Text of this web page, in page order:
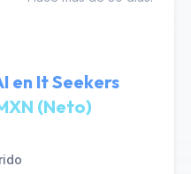
en It Seekers
(Neto)